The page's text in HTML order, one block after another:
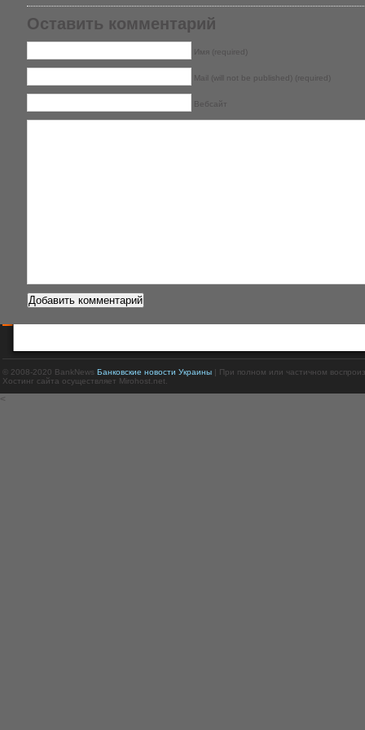
Оставить комментарий
Имя (required)
Mail (will not be published) (required)
Вебсайт
© 2008-2020 BankNews Банковские новости Украины| При полном или частичном
Хостинг сайта осуществляет Mirohost.net.
<